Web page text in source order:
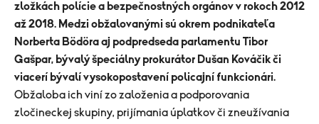
zložkách polície a bezpečnostných orgánov v rokoch 2012
až 2018. Medzi obžalovanými sú okrem podnikateľa
Norberta Bödöra aj podpredseda parlamentu Tibor
Gašpar, bývalý špeciálny prokurátor Dušan Kováčik či
viacerí bývalí vysokopostavení policajní funkcionári.
Obžaloba ich viní zo založenia a podporovania
zločineckej skupiny, prijímania úplatkov či zneužívania